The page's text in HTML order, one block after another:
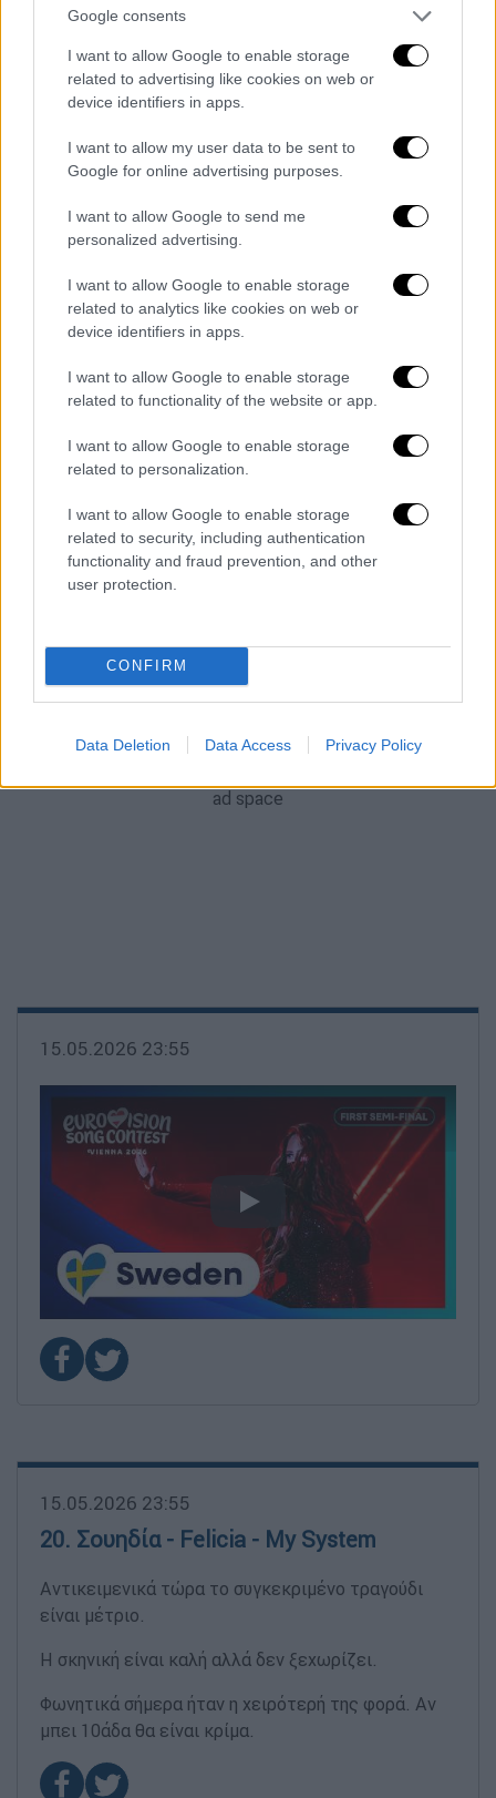
Google consents
I want to allow Google to enable storage
related to advertising like cookies on web or
device identifiers in apps.
I want to allow my user data to be sent to
Google for online advertising purposes.
I want to allow Google to send me
personalized advertising.
I want to allow Google to enable storage
related to analytics like cookies on web or
device identifiers in apps.
I want to allow Google to enable storage
related to functionality of the website or app.
I want to allow Google to enable storage
related to personalization.
I want to allow Google to enable storage
related to security, including authentication
functionality and fraud prevention, and other
user protection.
CONFIRM
Data Deletion Data Access Privacy Policy
16.05.2026 00:01
21. Κύπρος - Antigoni - JALLA
Παιδιά ξεχάστε ότι είδατε εχθές. Η Antigoni ήταν
εξαιρετική σήμερα.
Φωνητικά ήταν η καλύτερη της φορά.
Θα δούμε εκπλήξεις αύριο!
15.05.2026 23:55
video
15.05.2026 23:55
20. Σουηδία - Felicia - My System
Αντικειμενικά τώρα το συγκεκριμένο τραγούδι
είναι μέτριο.
Η σκηνική είναι καλή αλλά δεν ξεχωρίζει.
Φωνητικά σήμερα ήταν η χειρότερή της φορά. Αν
μπει 10άδα θα είναι κρίμα.